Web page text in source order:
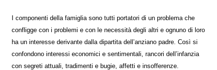
I componenti della famiglia sono tutti portatori di un problema che
confligge con i problemi e con le necessità degli altri e ognuno di loro
ha un interesse derivante dalla dipartita dell’anziano padre. Così si
confondono interessi economici e sentimentali, rancori dell’infanzia
con segreti attuali, tradimenti e bugie, affetti e insofferenze.